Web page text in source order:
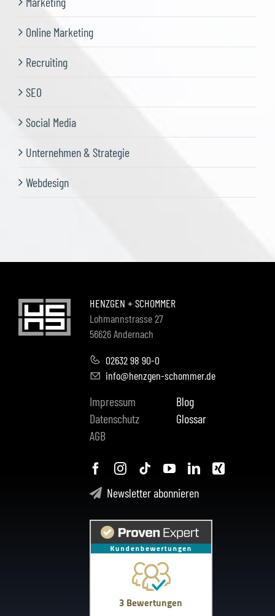
Online Marketing
Recruiting
SEO
Social Media
Unternehmen & Strategie
Webdesign
HENZGEN + SCHOMMER
Lohmannstrasse 27
56626 Andernach
02632 98 90-0
info@henzgen-schommer.de
Impressum
Datenschutz
AGB
Blog
Glossar
Newsletter abonnieren